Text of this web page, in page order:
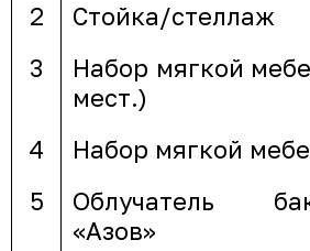
2
Стойка/стеллаж
3
Набор мягкой
мест.)
4
Набор мягкой
5
Облучатель
«Азов»